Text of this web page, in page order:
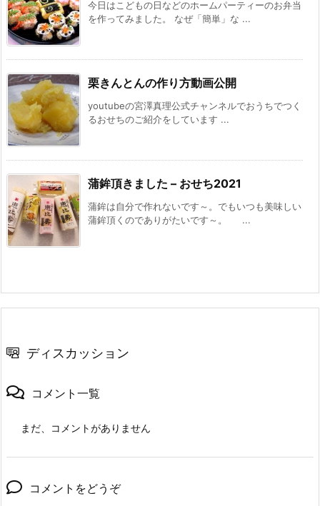
今日はこどもの日などのホームパーティーのお弁当
を作ってみました。 なぜ「簡単」な ...
栗きんとんの作り方動画公開
youtubeの宮澤真理公式チャンネルでおうちでつく
るおせちのご紹介をしています ...
蒲鉾頂きました – おせち2021
蒲鉾は自分で作れないです～。でもいつも美味しい
蒲鉾頂くのでありがたいです～。 ...
ディスカッション
コメント一覧
まだ、コメントがありません
コメントをどうぞ